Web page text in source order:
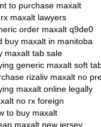
to purchase maxalt
maxalt lawyers
order maxalt q9de0
buy maxalt in manitoba
maxalt tab sale
generic maxalt soft
rizaliv maxalt no
maxalt online legally
no rx foreign
to buy maxalt
maxalt new jersey